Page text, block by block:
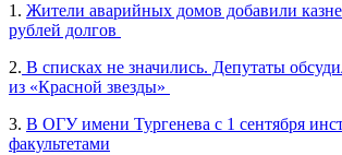
1. Жители аварийных домов добавили
рублей долгов
2. В списках не значились. Депутаты
из «Красной звезды»
3. В ОГУ имени Тургенева с 1 сентября
факультетами